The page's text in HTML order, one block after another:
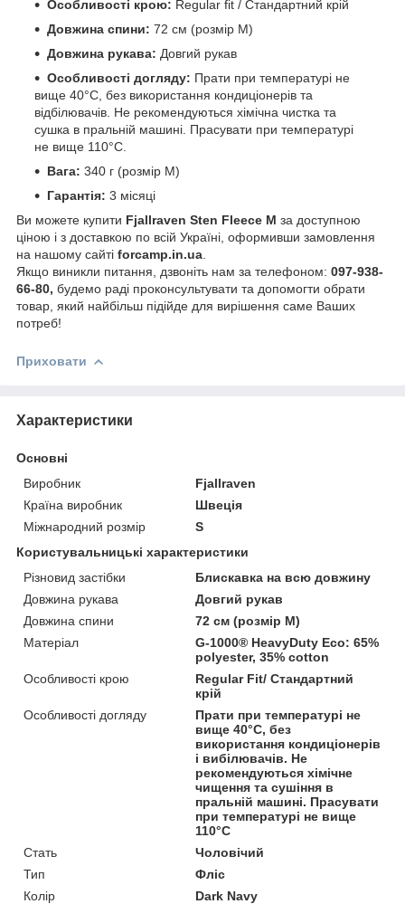
Особливості крою: Regular fit / Стандартний крій
Довжина спини: 72 см (розмір М)
Довжина рукава: Довгий рукав
Особливості догляду: Прати при температурі не
вище 40°C, без використання кондиціонерів та
відбілювачів. Не рекомендуються хімічна чистка та
сушка в пральній машині. Прасувати при температурі
не вище 110°C.
Вага: 340 г (розмір М)
Гарантія: 3 місяці
Ви можете купити Fjallraven Sten Fleece M за доступною
ціною і з доставкою по всій Україні, оформивши замовлення
на нашому сайті forcamp.in.ua
Якщо виникли питання, дзвоніть нам за телефоном: 097-938-
66-80, будемо раді проконсультувати та допомогти обрати
товар, який найбільш підійде для вирішення саме Ваших
потреб!
Приховати
Характеристики
Основні
Виробник
Fjallraven
Країна виробник
Швеція
Міжнародний розмір
S
Користувальницькі характеристики
Різновид застібки
Блискавка на всю довжину
Довжина рукава
Довгий рукав
Довжина спини
72 см (розмір М)
Матеріал
G-1000® HeavyDuty Eco: 65%
polyester, 35% cotton
Особливості крою
Regular Fit/ Стандартний
крій
Особливості догляду
Прати при температурі не
вище 40°C, без
використання кондиціонерів
і вибілювачів. Не
рекомендуються хімічне
чищення та сушіння в
пральній машині. Прасувати
при температурі не вище
110°C
Стать
Чоловічий
Тип
Фліс
Колір
Dark Navy